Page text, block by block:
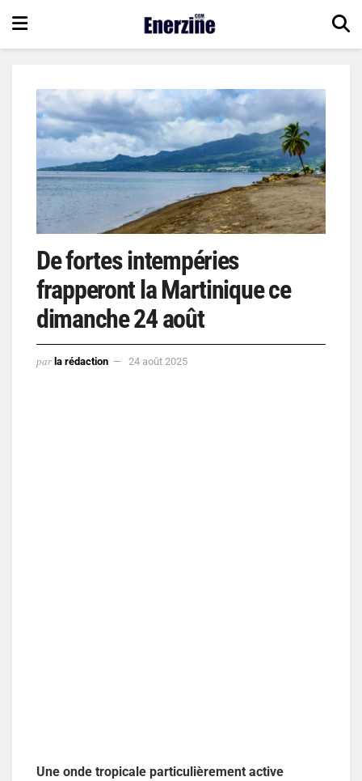
De fortes intempéries
frapperont la Martinique ce
dimanche 24 août
par la rédaction 24 août 2025
Une onde tropicale particulièrement active